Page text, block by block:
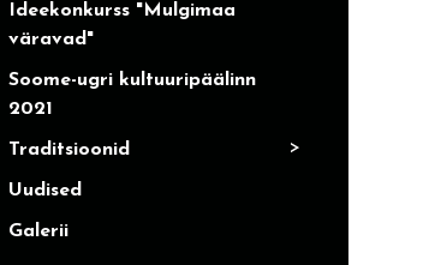
Ideekonkurss "Mulgimaa
väravad"
Soome-ugri kultuuripäälinn
2021
Traditsioonid >
Uudised
Galerii